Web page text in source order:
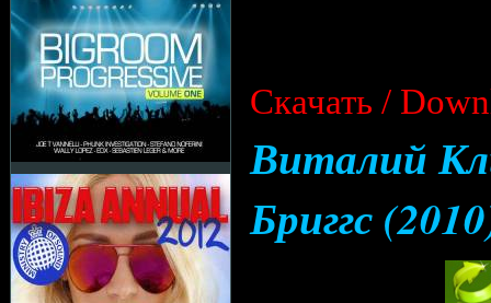
Cкачать /
Виталий
Бриггс